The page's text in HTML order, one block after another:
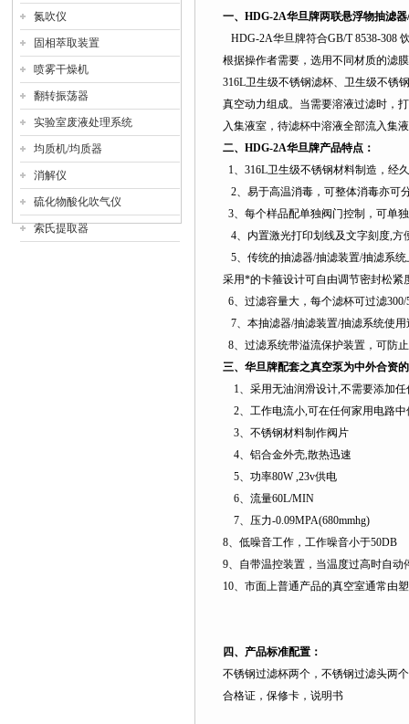
氮吹仪
固相萃取装置
喷雾干燥机
翻转振荡器
实验室废液处理系统
均质机/均质器
消解仪
硫化物酸化吹气仪
索氏提取器
一、 HDG-2A华旦牌两联悬浮物抽滤
HDG-2A华旦牌符合GB/T 8538-308
根据操作者需要，选用不同材质的滤
316L卫生级不锈钢滤杯、卫生级不锈
真空动力组成。当需要溶液过滤时，
入集液室，待滤杯中溶液全部流入集
二、 HDG-2A华旦牌产品特点：
1、 316L卫生级不锈钢材料制造，经
2、易于高温消毒，可整体消毒亦可
3、每个样品配单独阀门控制，可单
4、内置激光打印划线及文字刻度,方
5、传统的抽滤器/抽滤装置/抽滤系
采用*的卡箍设计可自由调节密封松
6、过滤容量大，每个滤杯可过滤300/
7、本抽滤器/抽滤装置/抽滤系统使用
8、过滤系统带溢流保护装置，可防
三、华旦牌配套之真空泵为中外合资
1、采用无油润滑设计,不需要添加任
2、工作电流小,可在任何家用电路中
3、不锈钢材料制作阀片
4、铝合金外壳,散热迅速
5、功率80W ,23v供电
6、流量60L/MIN
7、压力-0.09MPA(680mmhg)
8、低噪音工作，工作噪音小于50DB
9、自带温控装置，当温度过高时自
10、市面上普通产品的真空室通常由
四、产品标准配置：
不锈钢过滤杯两个，不锈钢过滤头两
合格证，保修卡，说明书